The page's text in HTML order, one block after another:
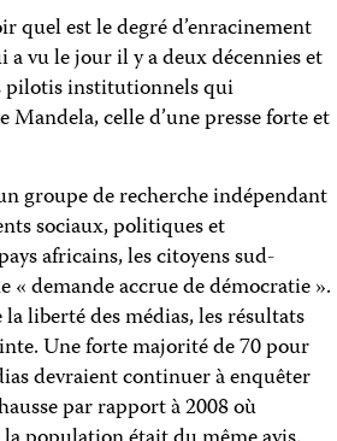
quel est le degré d’enracinement
vu le jour il y a deux décennies et
pilotis institutionnels qui
celle d’une presse forte et
groupe de recherche indépendant
sociaux, politiques et
africains, les citoyens sud-
demande accrue de démocratie ».
la liberté des médias, les résultats
Une forte majorité de 70 pour
devraient continuer à enquêter
par rapport à 2008 où